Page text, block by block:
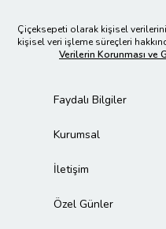
Çiçeksepeti olarak kişisel
kişisel veri işleme süreçleri
Verilerin Korunması ve
Faydalı Bilgiler
Kurumsal
İletişim
Özel Günler